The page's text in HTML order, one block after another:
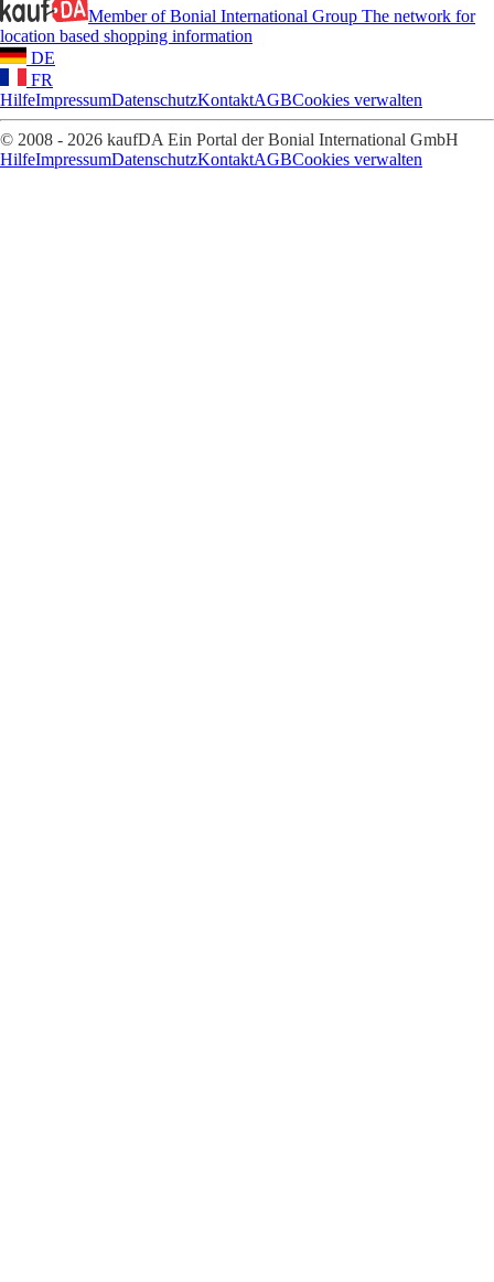
Member of Bonial International Group The network for
location based shopping information
DE
FR
HilfeImpressumDatenschutzKontaktAGBCookies verwalten
© 2008 - 2026 kaufDA Ein Portal der Bonial International GmbH
HilfeImpressumDatenschutzKontaktAGBCookies verwalten